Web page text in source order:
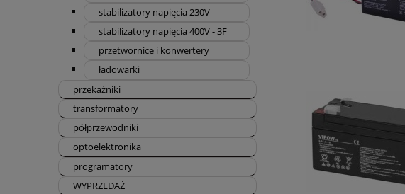
stabilizatory napięcia 230V
stabilizatory napięcia 400V - 3F
przetwornice i konwertery
ładowarki
przekaźniki
transformatory
półprzewodniki
optoelektronika
programatory
WYPRZEDAŻ